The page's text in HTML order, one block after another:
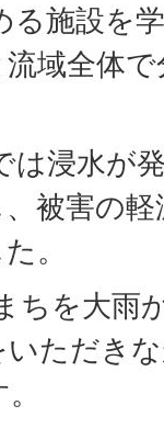
る施設を
域全体
は浸水が
被害の
。
ちを大雨
ただき